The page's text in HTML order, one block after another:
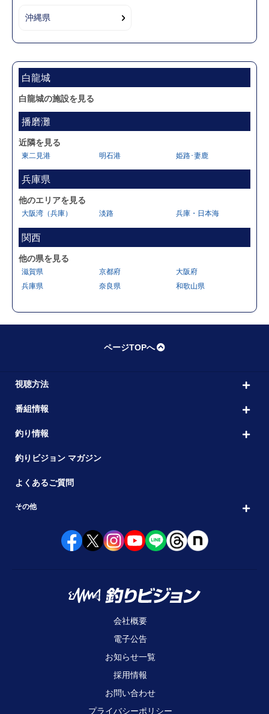
沖縄県
白龍城
白龍城の施設を見る
播磨灘
近隣を見る
東二見港 明石港 姫路･妻鹿
兵庫県
他のエリアを見る
大阪湾（兵庫） 淡路 兵庫・日本海
関西
他の県を見る
滋賀県 京都府
大阪府
兵庫県
奈良県 和歌山県
ページTOPへ
視聴方法
番組情報
釣り情報
釣りビジョン マガジン
よくあるご質問
その他
会社概要
電子公告
お知らせ一覧
採用情報
お問い合わせ
プライバシーポリシー